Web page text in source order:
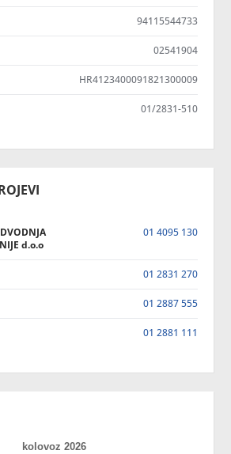
94115544733
02541904
HR4123400091821300009
01/2831-510
d.o.o
01 4095 130
01 2831 270
01 2887 555
01 2881 111
kolovoz 2026